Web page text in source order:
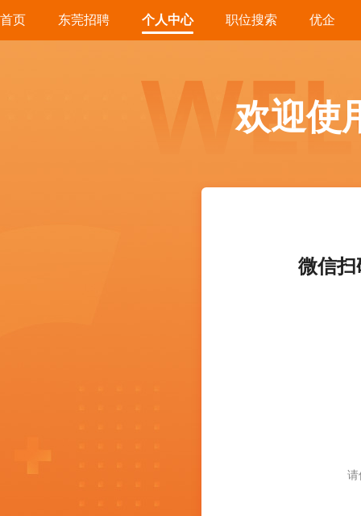
首页 东莞招聘 个人中心 职位搜索 优企
欢迎使
微信扫
请